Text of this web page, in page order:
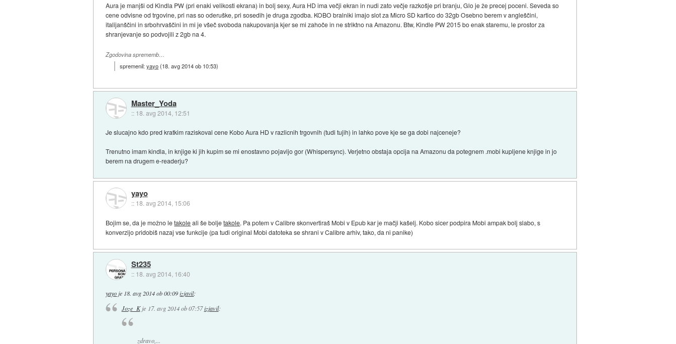
Aura je manjši od Kindla PW (pri enaki velikosti ekrana) in bolj sexy, Aura HD ima večji ekran in nudi zato večje razkošje pri branju, Glo je že precej poceni. Seveda so
cene odvisne od trgovine, pri nas so oderuške, pri sosedih je druga zgodba. KOBO bralniki imajo slot za Micro SD kartico do 32gb Osebno berem v angleščini,
italijanščini in srbohrvaščini in mi je všeč svoboda nakupovanja kjer se mi zahoče in ne striktno na Amazonu. Btw, Kindle PW 2015 bo enak staremu, le prostor za
shranjevanje so podvojili z 2gb na 4.
Zgodovina sprememb…
spremenil:yayo(18. avg 2014 ob 10:53)
Master_Yoda
:: 18. avg 2014, 12:51
Je slucajno kdo pred kratkim raziskoval cene Kobo Aura HD v razlicnih trgovnih (tudi tujih) in lahko pove kje se ga dobi najceneje?
Trenutno imam kindla, in knjige ki jih kupim se mi enostavno pojavijo gor (Whispersync). Verjetno obstaja opcija na Amazonu da potegnem .mobi kupljene knjige in jo
berem na drugem e-readerju?
yayo
:: 18. avg 2014, 15:06
Bojim se, da je možno letakoleali še boljetakole. Pa potem v Calibre skonvertiraš Mobi v Epub kar je mačji kašelj. Kobo sicer podpira Mobi ampak bolj slabo, s
konverzijo pridobiš nazaj vse funkcije (pa tudi original Mobi datoteka se shrani v Calibre arhiv, tako, da ni panike)
St235
:: 18. avg 2014, 16:40
yayo je 18. avg 2014 ob 00:09 izjavil:
Joze_Kje 17. avg 2014 ob 07:57 izjavil:
zdravo,...